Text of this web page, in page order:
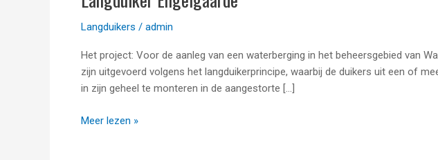
Langduikers / admin
Het project: Voor de aanleg van een waterberging in het beheersgebied van
zijn uitgevoerd volgens het langduikerprincipe, waarbij de duikers uit een of
in zijn geheel te monteren in de aangestorte […]
Meer lezen »